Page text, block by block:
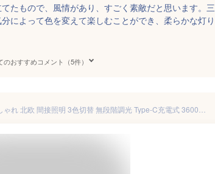
たもので、風情があり、すごく素敵だと思います。三
によって色を変えて楽しむことができ、柔らかな灯り
のおすすめコメント（5件）